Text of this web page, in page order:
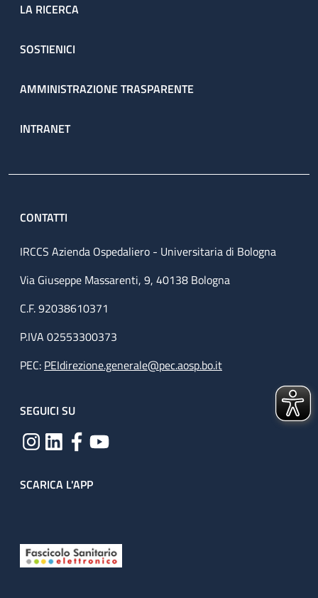
LA RICERCA
SOSTIENICI
AMMINISTRAZIONE TRASPARENTE
INTRANET
CONTATTI
IRCCS Azienda Ospedaliero - Universitaria di Bologna
Via Giuseppe Massarenti, 9, 40138 Bologna
C.F. 92038610371
P.IVA 02553300373
PEC: PEIdirezione.generale@pec.aosp.bo.it
SEGUICI SU
SCARICA L'APP